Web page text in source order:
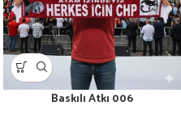
Baskılı Atkı 006